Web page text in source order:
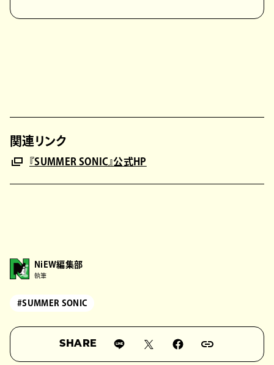
関連リンク
『SUMMER SONIC』公式HP
NiEW編集部
執筆
#SUMMER SONIC
SHARE